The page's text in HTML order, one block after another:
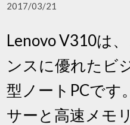
2017/03/21
Lenovo V310は
ンスに優れたビ
型ノートPCです
サーと高速メモ